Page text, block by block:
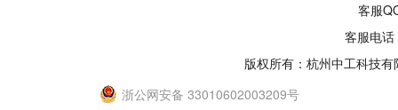
客服
客服电
版权所有：杭州中工科技
浙公网安备 33010602003209号